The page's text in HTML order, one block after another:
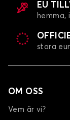
EU
hemma,
stora
OM OSS
Vem är vi?